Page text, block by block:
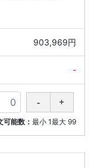
903,969円
-
可能数： 最小 1最大 99